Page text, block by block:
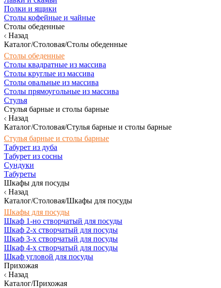
Полки и ящики
Столы кофейные и чайные
Столы обеденные
Назад
Каталог/Столовая/Столы обеденные
Столы обеденные
Столы квадратные из массива
Столы круглые из массива
Столы овальные из массива
Столы прямоугольные из массива
Стулья
Стулья барные и столы барные
Назад
Каталог/Столовая/Стулья барные и столы барные
Стулья барные и столы барные
Табурет из дуба
Табурет из сосны
Сундуки
Табуреты
Шкафы для посуды
Назад
Каталог/Столовая/Шкафы для посуды
Шкафы для посуды
Шкаф 1-но створчатый для посуды
Шкаф 2-х створчатый для посуды
Шкаф 3-х створчатый для посуды
Шкаф 4-х створчатый для посуды
Шкаф угловой для посуды
Прихожая
Назад
Каталог/Прихожая